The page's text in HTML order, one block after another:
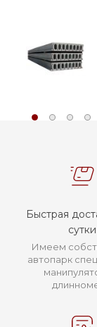
Быстрая
сутки
Имеем
автопарк